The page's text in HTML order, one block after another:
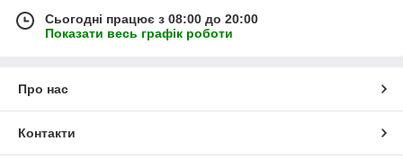
Сьогодні працює з 08:00 до 20:00
Показати весь графік роботи
Про нас
Контакти